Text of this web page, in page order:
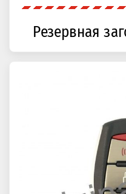
Резервная